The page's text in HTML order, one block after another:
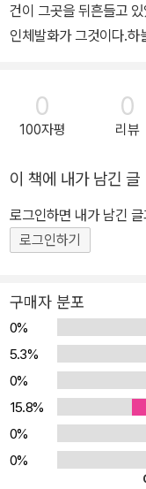
건이 그곳을 뒤흔들고
인체발화가 그것이다.
조. 이대로라면 언젠가
친구들의 안전과, 평온
하던 도중, 가화인은 은
스스로를 불사르는 맞불
부문 장려상 수상작!언
타지!인간의 기억, 성장,
플레임을 연료로 움직이
인 가화인은 하늘과 사
은 고등학생이다. 심지
의 체온 증가 증세를 겪
들을 하나하나 타파하고
그는 마침내 강철의 슈
다. 미스터리어스한 배
득한 초 왕도 액션활극!
0
100자평
0
리뷰
이 책에 내가 남긴 글
로그인하면 내가 남긴
로그인하기
구매자 분포
0%
5.3%
0%
15.8%
0%
0%